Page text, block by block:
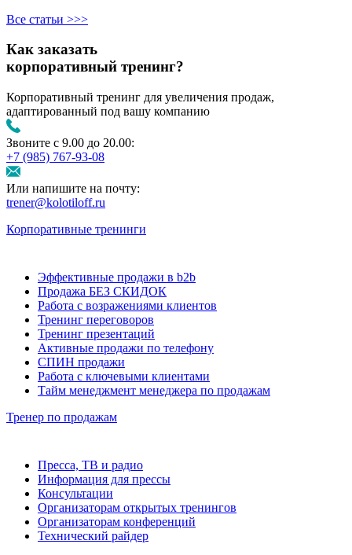
Все статьи >>>
Как заказать
корпоративный тренинг?
Корпоративный тренинг для увеличения продаж,
адаптированный под вашу компанию
Звоните с 9.00 до 20.00:
+7 (985) 767‑93‑08
Или напишите на почту:
trener@kolotiloff.ru
Корпоративные тренинги
Эффективные продажи в b2b
Продажа БЕЗ СКИДОК
Работа с возражениями клиентов
Тренинг переговоров
Тренинг презентаций
Активные продажи по телефону
СПИН продажи
Работа с ключевыми клиентами
Тайм менеджмент менеджера по продажам
Тренер по продажам
Пресса, ТВ и радио
Информация для прессы
Консультации
Организаторам открытых тренингов
Организаторам конференций
Технический райдер